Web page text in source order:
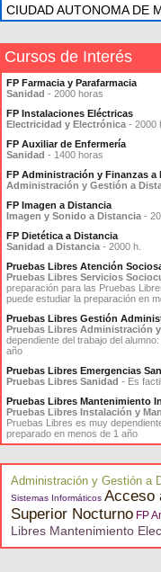
CIUDAD AUTONOMA DE
Cursos de Interés
FP Farmacia y Parafarmacia
Sanidad - 2000 horas
FP Instalaciones Eléctricas
Electricidad y Electrónica - 2000
FP Auxiliar de Enfermería
Sanidad - 1400 horas
FP Administración y Finanzas a
Administración y Gestión a
FP Imagen a Distancia
Imagen y Sonido a Distancia -
FP Dietética a Distancia
Sanidad a Distancia - 2000 h.
Pruebas Libres Atención
Pruebas Libres Servicios
preparación para las Pruebas
puede estudiar la preparación en
Pruebas Libres Gestión
Pruebas Libres Administración
dependiente del trabajo del
año
Pruebas Libres Emergencias
Pruebas Libres Sanidad - Es
Pruebas Libres Mantenimiento
Pruebas Libres Instalación y
Pruebas Libres es muy
preparado en menos de 1 año
Administración y Gestión a
Sistemas Informáticos Acceso
Superior Nocturno FP
Libres Mantenimiento